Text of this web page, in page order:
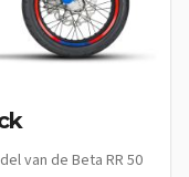
•
• Comfortabel
van de Beta RR 50